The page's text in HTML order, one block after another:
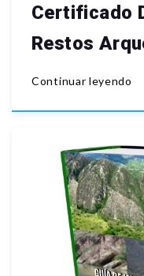
Certificado
Restos
Continuar leyendo